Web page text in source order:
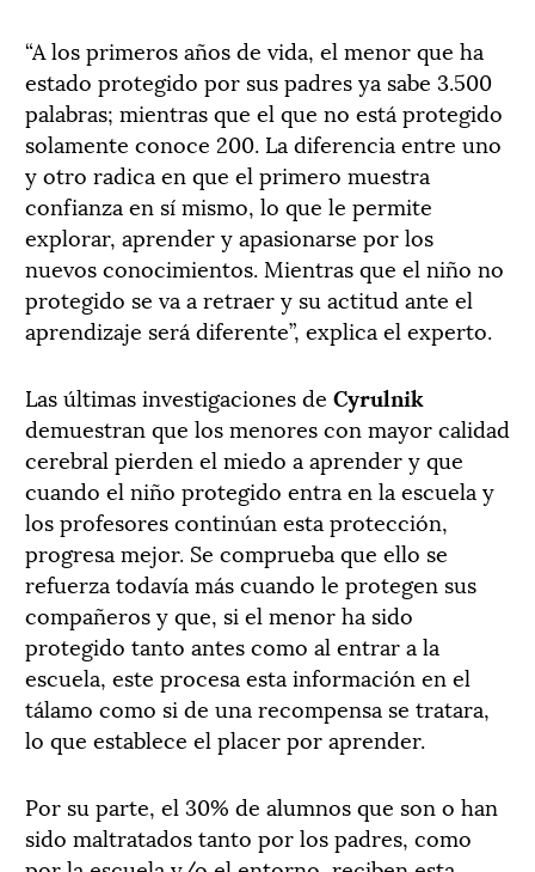
“A los primeros años de vida, el menor que ha
estado protegido por sus padres ya sabe 3.500
palabras; mientras que el que no está protegido
solamente conoce 200. La diferencia entre uno
y otro radica en que el primero muestra
confianza en sí mismo, lo que le permite
explorar, aprender y apasionarse por los
nuevos conocimientos. Mientras que el niño no
protegido se va a retraer y su actitud ante el
aprendizaje será diferente”, explica el experto.
Las últimas investigaciones de Cyrulnik
demuestran que los menores con mayor calidad
cerebral pierden el miedo a aprender y que
cuando el niño protegido entra en la escuela y
los profesores continúan esta protección,
progresa mejor. Se comprueba que ello se
refuerza todavía más cuando le protegen sus
compañeros y que, si el menor ha sido
protegido tanto antes como al entrar a la
escuela, este procesa esta información en el
tálamo como si de una recompensa se tratara,
lo que establece el placer por aprender.
Por su parte, el 30% de alumnos que son o han
sido maltratados tanto por los padres, como